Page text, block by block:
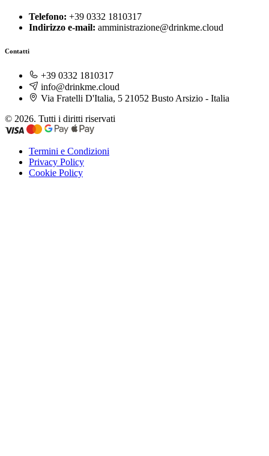
Telefono: +39 0332 1810317
Indirizzo e-mail: amministrazione@drinkme.cloud
Contatti
+39 0332 1810317
info@drinkme.cloud
Via Fratelli D'Italia, 5 21052 Busto Arsizio - Italia
© 2026. Tutti i diritti riservati
Termini e Condizioni
Privacy Policy
Cookie Policy